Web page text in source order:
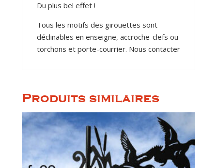
Du plus bel effet !
Tous les motifs des girouettes sont
déclinables en enseigne, accroche-clefs ou
torchons et porte-courrier. Nous contacter
Produits similaires